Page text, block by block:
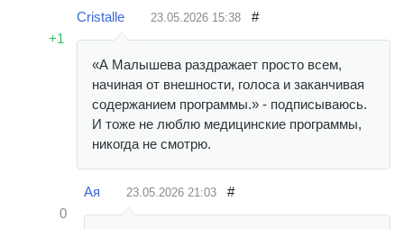
+1
Cristalle 23.05.2026 15:38 #
«А Малышева раздражает просто всем,
начиная от внешности, голоса и заканчивая
содержанием программы.» - подписываюсь.
И тоже не люблю медицинские программы,
никогда не смотрю.
0
Ая 23.05.2026 21:03 #